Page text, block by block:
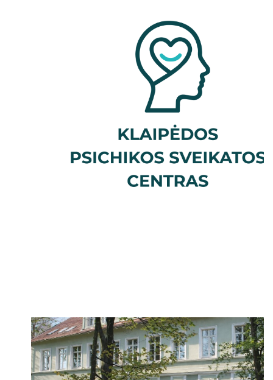
Paslaugų kokybės vertinimas
Korupcinio pobūdžio apraiškų vertinimo